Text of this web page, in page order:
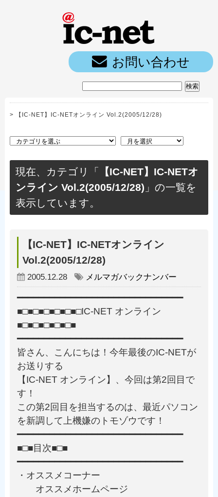
お問い合わせ
> 【IC-NET】IC-NETオンライン Vol.2(2005/12/28)
現在、カテゴリ「
【IC-NET】IC-NETオ
ンライン Vol.2(2005/12/28) 」の一覧を
表示しています。
【IC-NET】IC-NETオンライン
Vol.2(2005/12/28)
2005.12.28 メルマガバックナンバー
━━━━━━━━━━━━━━━━━━━━━━━━━━━━━━━
■□■□■□■□■□■□IC-NET オンライン
■□■□■□■□■□■
━━━━━━━━━━━━━━━━━━━━━━━━━━━━━━━
皆さん、こんにちは！今年最後のIC-NETが
お送りする
【IC-NET オンライン】、今回は第2回目で
す！
この第2回目を担当するのは、最近パソコン
を新調して上機嫌のトモゾウです！
━━━━━━━━━━━━━━━━━━━━━━━━━━━━━━━
■□■目次■□■
━━━━━━━━━━━━━━━━━━━━━━━━━━━━━━━
・オススメコーナー
オススメホームページ